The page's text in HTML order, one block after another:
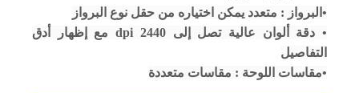
•البرواز : متعدد يمكن اختياره من حقل نوع البرواز
• دقة ألوان عالية تصل إلى 2440 dpi مع إظهار أدق
التفاصيل
•مقاسات اللوحة : مقاسات متعددة